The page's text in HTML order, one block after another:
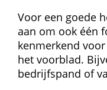
Voor een goede
aan om ook één
kenmerkend
het voorblad.
bedrijfspand of